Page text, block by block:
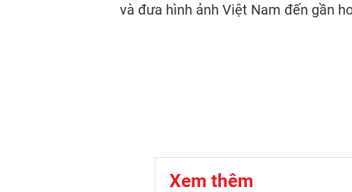
và đưa hình ảnh Việt Nam đến gần
Xem thêm